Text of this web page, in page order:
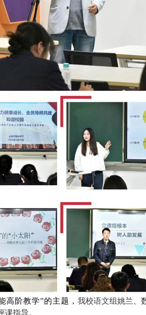
高阶教学”的主题， 我校语文组姚兰、
指导。